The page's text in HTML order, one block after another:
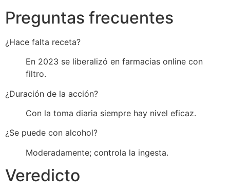
Preguntas frecuentes
¿Hace falta receta?
En 2023 se liberalizó en farmacias online con
filtro.
¿Duración de la acción?
Con la toma diaria siempre hay nivel eficaz.
¿Se puede con alcohol?
Moderadamente; controla la ingesta.
Veredicto